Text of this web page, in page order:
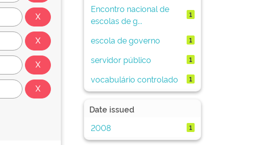
Encontro nacional de
escolas de g...
1
escola de governo 1
servidor público 1
vocabulário controlado 1
Date issued
2008
1